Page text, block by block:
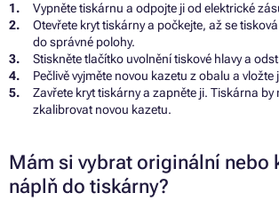
Vypněte tiskárnu a odpojte ji od elektrické
Otevřete kryt tiskárny a počkejte, až se
do správné polohy.
Stiskněte tlačítko uvolnění tiskové hlavy a
Pečlivě vyjměte novou kazetu z obalu a vložte
Zavřete kryt tiskárny a zapněte ji. Tiskárna
zkalibrovat novou kazetu.
Mám si vybrat originální nebo
náplň do tiskárny?